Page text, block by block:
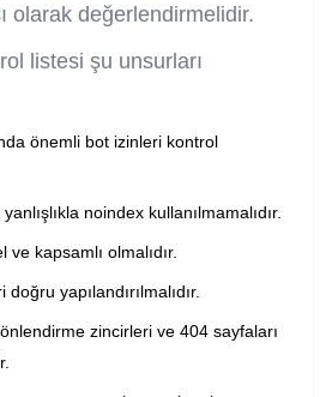
olarak değerlendirmelidir.
listesi şu unsurları
önemli bot izinleri kontrol
noindex kullanılmamalıdır.
kapsamlı olmalıdır.
yapılandırılmalıdır.
zincirleri ve 404 sayfaları